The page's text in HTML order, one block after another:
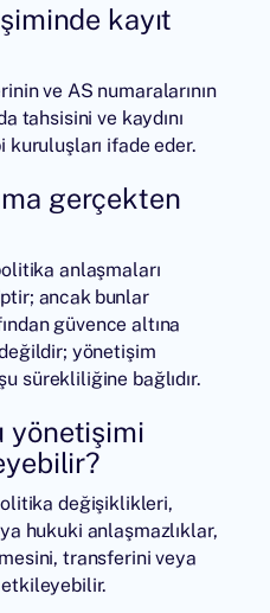
kayıt
ve AS numaralarının
tahsisini ve kaydını
kuruluşları ifade eder.
gerçekten
anlaşmaları
ancak bunlar
güvence altına
yönetişim
sürekliliğine bağlıdır.
yönetişimi
değişiklikleri,
hukuki anlaşmazlıklar,
transferini veya
etkileyebilir.